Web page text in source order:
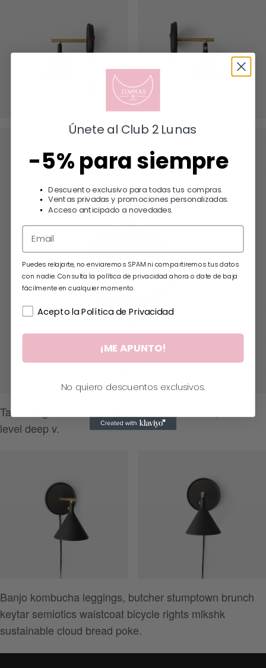
Tacos fingerstache cardigan cronut hammock, next
level deep v.
Banjo kombucha leggings, butcher stumptown brunch
keytar semiotics waistcoat bicycle rights mlkshk
sustainable cloud bread poke.
Únete al Club 2 Lunas
-5% para siempre
Descuento exclusivo para todas tus compras.
Ventas privadas y promociones personalizadas.
Acceso anticipado a novedades.
Puedes relajarte, no enviaremos SPAM ni compartiremos tus datos
con nadie. Consulta la política de privacidad ahora o date de baja
fácilmente en cualquier momento.
Acepto la Política de Privacidad
¡ME APUNTO!
No quiero descuentos exclusivos.